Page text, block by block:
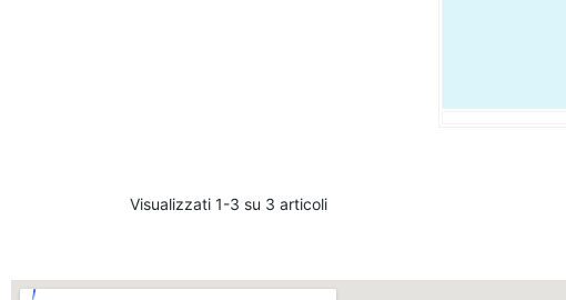
Visualizzati 1-3 su 3 articoli